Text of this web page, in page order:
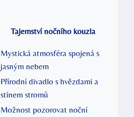
Tajemství nočního kouzla
Mystická atmosféra spojená s
jasným nebem
Přírodní divadlo s hvězdami a
stínem stromů
Možnost pozorovat noční